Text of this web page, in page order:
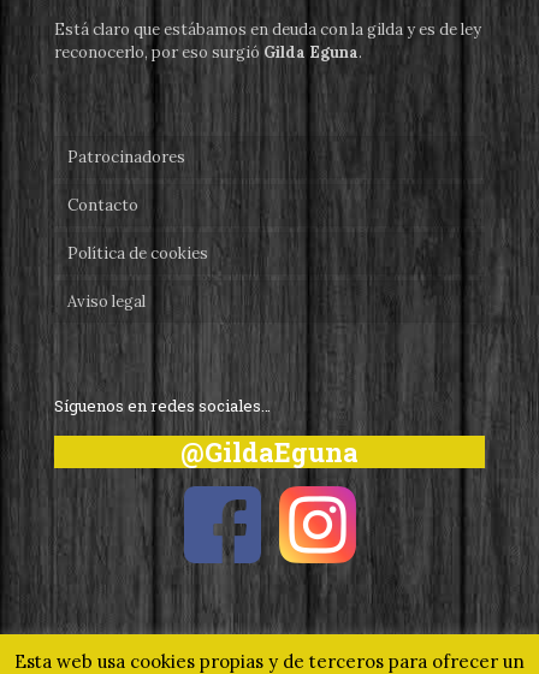
Está claro que estábamos en deuda con la gilda y es de ley
reconocerlo, por eso surgió Gilda Eguna.
Patrocinadores
Contacto
Política de cookies
Aviso legal
Síguenos en redes sociales…
@GildaEguna
Esta web usa cookies propias y de terceros para ofrecer un